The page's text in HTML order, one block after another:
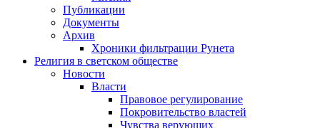
Публикации
Документы
Архив
Хроники фильтрации Рунета
Религия в светском обществе
Новости
Власти
Правовое регулирование
Покровительство властей
Чувства верующих